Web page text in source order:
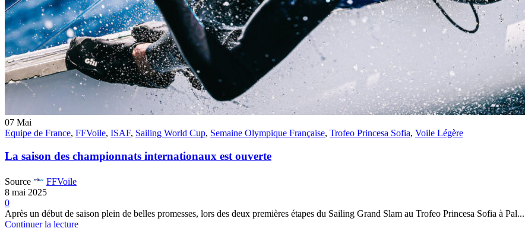
22Jan
Classe Ultim 32/23
Records Trophée Jules Verne
Gitana 17 devient Actual Ultim 4
Source
Gitana Team
22 janvier 2025
0
07 Mai
Equipe de France, FFVoile, ISAF, Sailing World Cup, Semaine Olympique Française, Trofeo Princesa Sofia, Voile Légère
La saison des championnats internationaux est ouverte
Source
FFVoile
8 mai 2025
0
Après un début de saison plein de belles promesses, lors des deux premières étapes du Sailing Grand Slam au Trofeo Princesa Sofia à Pal...
Continuer la lecture